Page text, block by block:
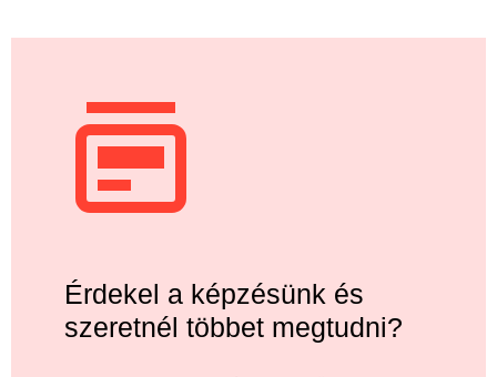
Érdekel a képzésünk és
szeretnél többet megtudni?